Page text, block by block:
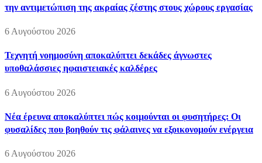
την αντιμετώπιση της ακραίας ζέστης στους χώρους εργασίας
6 Αυγούστου 2026
Τεχνητή νοημοσύνη αποκαλύπτει δεκάδες άγνωστες
υποθαλάσσιες ηφαιστειακές καλδέρες
6 Αυγούστου 2026
Νέα έρευνα αποκαλύπτει πώς κοιμούνται οι φυσητήρες: Οι
φυσαλίδες που βοηθούν τις φάλαινες να εξοικονομούν ενέργεια
6 Αυγούστου 2026